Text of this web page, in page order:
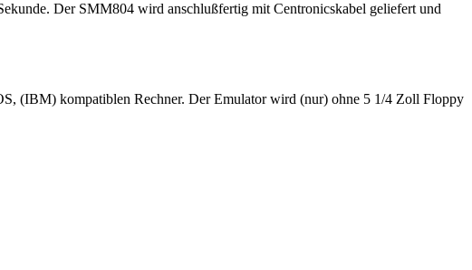
Der SMM804 wird anschlußfertig mit Centronicskabel geliefert und
(IBM) kompatiblen Rechner. Der Emulator wird (nur) ohne 5 1/4 Zoll Floppy